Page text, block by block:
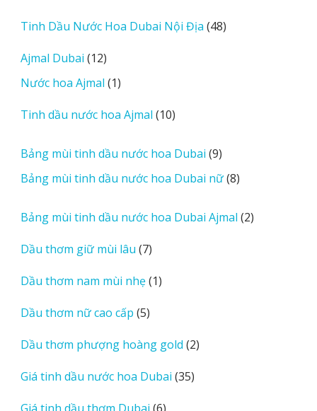
d
v
e
s
Tinh Dầu Nước Hoa Dubai Nội Địa 4848
Ajmal Dubai 1212
sản
phẩm
Nước hoa Ajmal 11
phẩm
Tinh dầu nước hoa Ajmal 1010
phẩm
Bảng mùi tinh dầu nước hoa Dubai 99
sản
phẩm
Bảng mùi tinh dầu nước hoa Dubai nữ 88
phẩm
Bảng mùi tinh dầu nước hoa Dubai Ajmal 22
Dầu thơm giữ mùi lâu 77
phẩm
Dầu thơm nam mùi nhẹ 11
Dầu thơm nữ cao cấp 55
phẩm
Dầu thơm phượng hoàng gold 22
Giá tinh dầu nước hoa Dubai 3535
Giá tinh dầu thơm Dubai 66